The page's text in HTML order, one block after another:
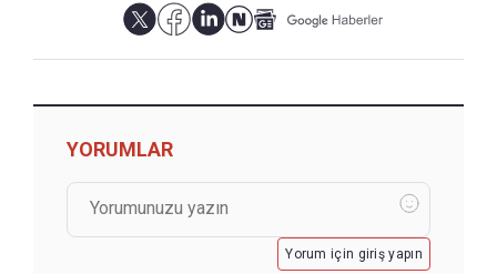
YORUMLAR
Yorum için giriş yapın